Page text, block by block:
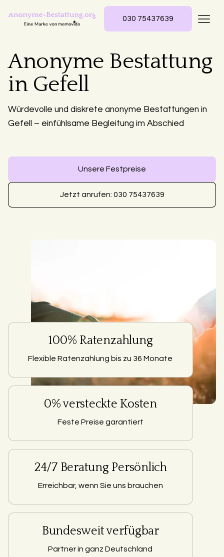
030 75437639
Anonyme Bestattung
in Gefell
Würdevolle und diskrete anonyme Bestattungen in
Gefell – einfühlsame Begleitung im Abschied
Unsere Festpreise
Jetzt anrufen: 030 75437639
100% Ratenzahlung
Flexible Ratenzahlung bis zu 36 Monate
0% versteckte Kosten
Feste Preise garantiert
24/7 Beratung Persönlich
Erreichbar, wenn Sie uns brauchen
Bundesweit verfügbar
Partner in ganz Deutschland